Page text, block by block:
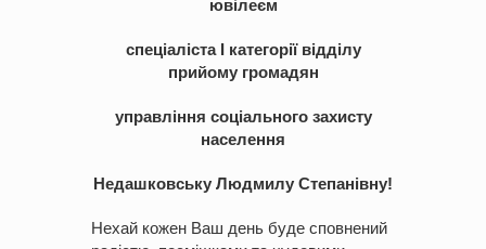
ювілеєм
спеціаліста I категорії відділу
прийому громадян
управління соціального захисту
населення
Недашковську Людмилу Степанівну!
Нехай кожен Ваш день буде сповнений